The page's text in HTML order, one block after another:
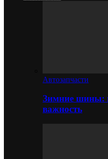
Автозапчасти
Зимние шины:
важность